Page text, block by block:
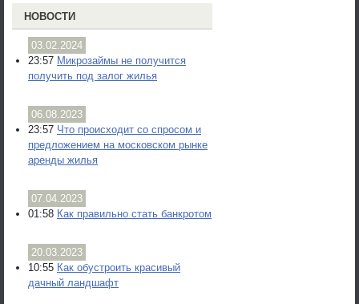
НОВОСТИ
03.02.2024
23:57 Микрозаймы не получится
получить под залог жилья
06.08.2023
23:57 Что происходит со спросом и
предложением на московском рынке
аренды жилья
07.04.2023
01:58 Как правильно стать банкротом
20.03.2023
10:55 Как обустроить красивый
дачный ландшафт